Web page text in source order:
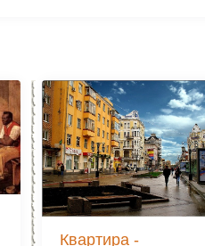
Квартира -